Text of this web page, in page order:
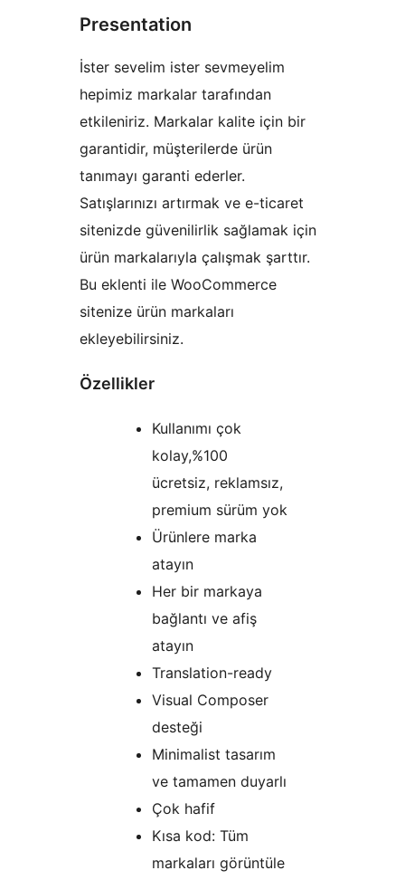
Presentation
İster sevelim ister sevmeyelim
hepimiz markalar tarafından
etkileniriz. Markalar kalite için bir
garantidir, müşterilerde ürün
tanımayı garanti ederler.
Satışlarınızı artırmak ve e-ticaret
sitenizde güvenilirlik sağlamak için
ürün markalarıyla çalışmak şarttır.
Bu eklenti ile WooCommerce
sitenize ürün markaları
ekleyebilirsiniz.
Özellikler
Kullanımı çok
kolay,%100
ücretsiz, reklamsız,
premium sürüm yok
Ürünlere marka
atayın
Her bir markaya
bağlantı ve afiş
atayın
Translation-ready
Visual Composer
desteği
Minimalist tasarım
ve tamamen duyarlı
Çok hafif
Kısa kod: Tüm
markaları görüntüle